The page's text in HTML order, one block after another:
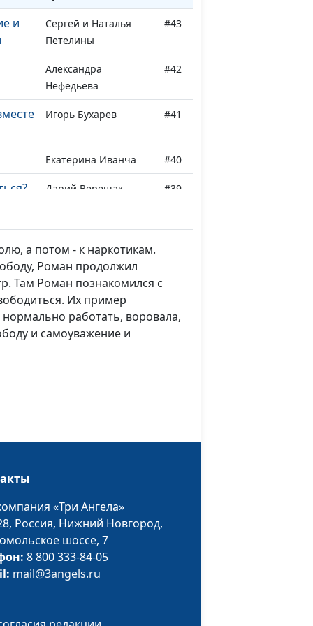
и
Сергей и Наталья
Петелины
#43
Александра
Нефедьева
#42
Игорь Бухарев #41
Екатерина Иванча #40
Дарий Верещак #39
Анастасия Глотова
Александра Соколова
Сергей Петелин
Алексей Овсяников
Сергей Ильин
а потом - к наркотикам.
Роман продолжил
Там Роман познакомился с
Их пример
работать, воровала,
и самоуважение и
«Три Ангела»
Россия, Нижний Новгород,
шоссе, 7
8 800 333-84-05
mail@3angels.ru